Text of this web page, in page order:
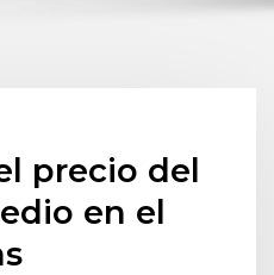
precio del
en el